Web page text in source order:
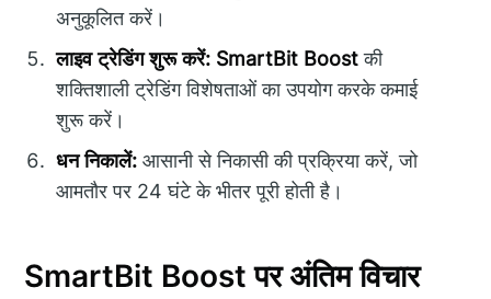
अनुकूलित करें।
लाइव ट्रेडिंग शुरू करें: SmartBit Boostकी
शक्तिशाली ट्रेडिंग विशेषताओं का उपयोग करके कमाई
शुरू करें।
धन निकालें: आसानी से निकासी की प्रक्रिया करें, जो
आमतौर पर 24 घंटे के भीतर पूरी होती है।
SmartBit Boost पर अंतिम विचार